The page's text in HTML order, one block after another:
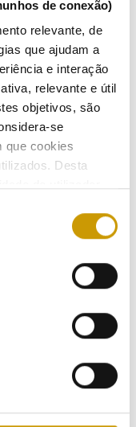
de conexão)
relevante, de
que ajudam a
e interação
relevante e útil
objetivos, são
se
que cookies
Desta
informações
pessoais,
Listen
-
a realizar no
electricidade e